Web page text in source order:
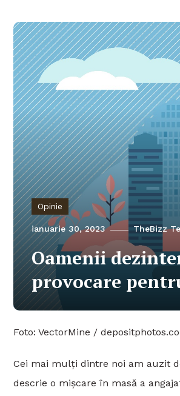
Opinie
ianuarie 30, 2023 TheBizz
Oamenii
provocare
Foto: VectorMine /
Cei mai mulți dintre noi am auzit
descrie o mișcare în masă a